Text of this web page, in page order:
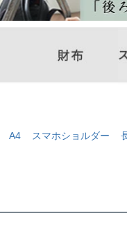
A4 スマホショルダー